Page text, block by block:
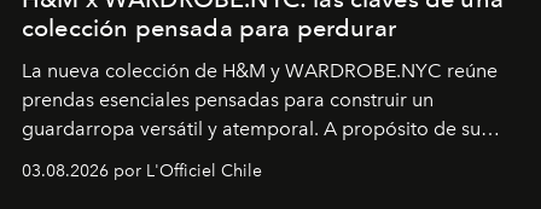
colección pensada para perdurar
La nueva colección de H&M y WARDROBE.NYC reúne
prendas esenciales pensadas para construir un
guardarropa versátil y atemporal. A propósito de su
lanzamiento, los fundadores de la firma neoyorquina y
la asesora creativa y jefa de diseño global de la marca
03.08.2026 por L'Officiel Chile